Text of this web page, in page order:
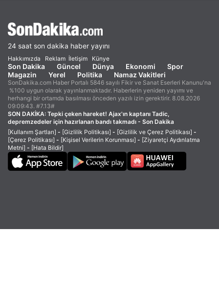
24 saat son dakika haber yayını
Hakkımızda Reklam İletişim Künye
Son Dakika Güncel Dünya Ekonomi
Spor
Magazin
Yerel Politika Namaz Vakitleri
SonDakika.com Haber Portalı 5846 sayılı Fikir ve Sanat Eserleri Kanunu'na
%100 uygun olarak yayınlanmaktadır. Haberlerin yeniden yayımı ve
herhangi bir ortamda basılması önceden yazılı izin gerektirir. 8.08.2026
09:09:43. #7.13#
SON DAKİKA: Tepki çeken hareket! Ajax'ın kaptanı Tadic,
depremzedeler için hazırlanan bandı takmadı - Son Dakika
[Kullanım Şartları] - [Gizlilik Politikası] - [Gizlilik ve Çerez Politikası] -
[Çerez Politikası] - [Kişisel Verilerin Korunması] - [Ziyaretçi Aydınlatma
Metni] - [Hata Bildir]